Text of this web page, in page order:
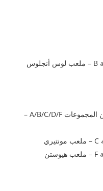
متصدر المجموعة E ضد المركز الثالث من المجموعات A/B/C/D/F –